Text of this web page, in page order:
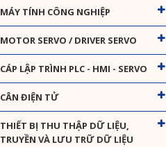
MÁY TÍNH CÔNG NGHIỆP
MOTOR SERVO / DRIVER SERVO
CÁP LẬP TRÌNH PLC - HMI - SERVO
CÂN ĐIỆN TỬ
THIẾT BỊ THU THẬP DỮ LIỆU,
TRUYỀN VÀ LƯU TRỮ DỮ LIỆU